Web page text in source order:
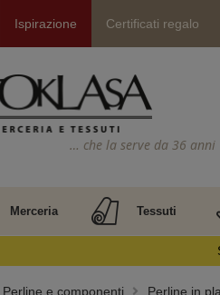
Ispirazione Certificati regalo
… che la serve da 36 anni
Merceria Tessuti
Perline e componenti Perline in